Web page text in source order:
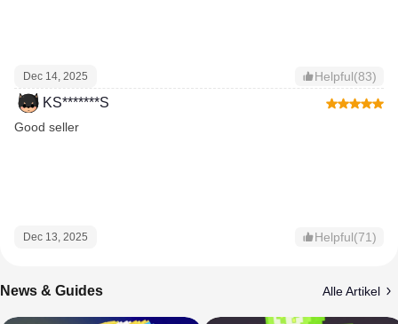
Dec 14, 2025 Helpful(83)
KS*******S
Good seller
Dec 13, 2025 Helpful(71)
News & Guides Alle Artikel